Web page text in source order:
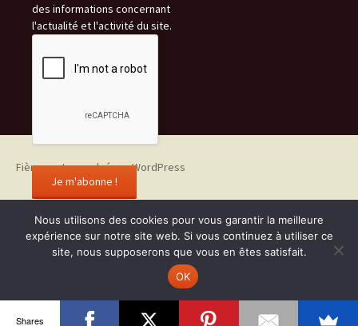
des informations concernant
l'actualité et l'activité du site.
Fièrement propulsé par WordPress
Nous utilisons des cookies pour vous garantir la meilleure
expérience sur notre site web. Si vous continuez à utiliser ce
site, nous supposerons que vous en êtes satisfait.
OK
Shares